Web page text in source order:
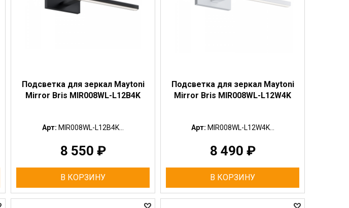
Подсветка для зеркал Maytoni
Mirror Bris MIR008WL-L12B4K
Арт: MIR008WL-L12B4K...
8 550 ₽
В КОРЗИНУ
Подсветка для зеркал Maytoni
Mirror Bris MIR008WL-L12W4K
Арт: MIR008WL-L12W4K...
8 490 ₽
В КОРЗИНУ